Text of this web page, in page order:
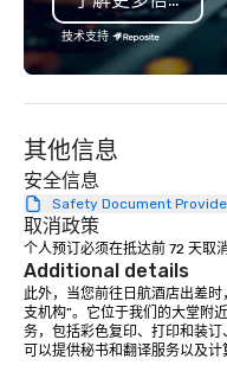
技术支持
其他信息
安全信息
Safety Document
取消政策
个人预订必须在抵达前 72 天取
Additional details
此外，当您前往日航酒店出差
支机构”。它位于我们的大堂附
务，包括彩色复印、打印和装
可以提供秘书和翻译服务以及计